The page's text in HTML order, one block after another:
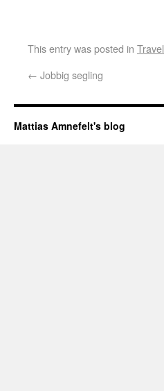
This entry was posted in Travel
← Jobbig segling
Mattias Amnefelt's blog